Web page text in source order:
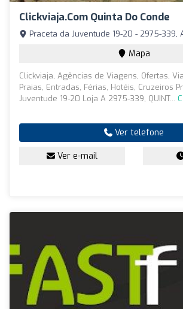
Clickviaja.com Quinta Do Conde
Praceta da Juventude 19-20 - 2975-339,
Mapa
Clickviaja, Agências de Viagens, Ofertas,
Praias, Entradas, Férias, Hotéis, Cruzeiros
Juventude 19-20 Loja A 2975-339, QUINT...
Ver telefone
Ver e-mail